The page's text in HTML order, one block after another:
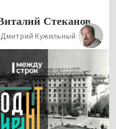
Стеканов
Дмитрий Кужильный